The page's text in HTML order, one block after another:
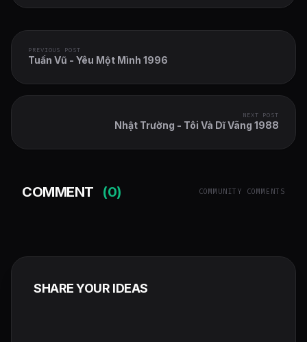
PREVIOUS POST
Tuấn Vũ - Yêu Một Mình 1996
NEXT POST
Nhật Trường - Tôi Và Dĩ Vãng 1988
COMMENT (0) COMMUNITY COMMENTS
SHARE YOUR IDEAS